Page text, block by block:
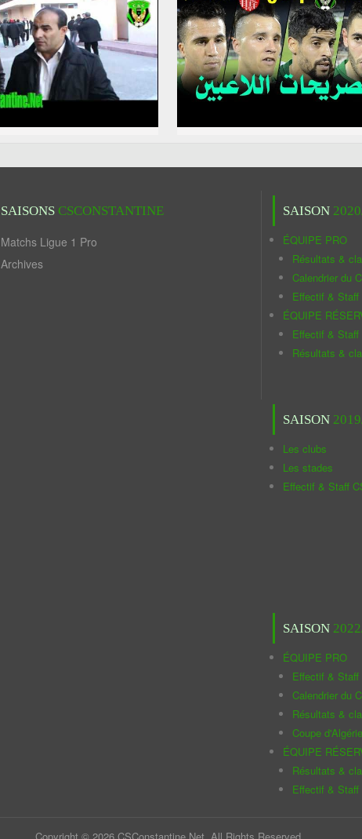
SAISONS CSCONSTANTINE
Matchs Ligue 1 Pro
Archives
SAISON
ÉQUIPE PRO
Résultats &
Calendrier du
Effectif & Staff
ÉQUIPE
Effectif & Staff
Résultats &
SAISON
Les clubs
Les stades
Effectif & Staff
SAISON
ÉQUIPE PRO
Effectif & Staff
Calendrier du
Résultats &
Coupe
ÉQUIPE
Résultats &
Effectif & Staff